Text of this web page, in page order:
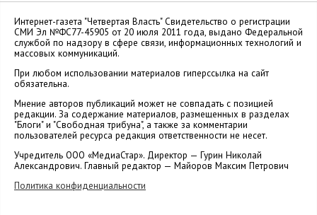
Интернет-газета "Четвертая Власть" Cвидетельство о регистрации
СМИ Эл №ФС77-45905 от 20 июля 2011 года, выдано Федеральной
службой по надзору в сфере связи, информационных технологий и
массовых коммуникаций.
При любом использовании материалов гиперссылка на сайт
обязательна.
Мнение авторов публикаций может не совпадать с позицией
редакции. За содержание материалов, размещенных в разделах
"Блоги" и "Свободная трибуна", а также за комментарии
пользователей ресурса редакция ответственности не несет.
Учредитель ООО «МедиаСтар». Директор — Гурин Николай
Александрович. Главный редактор — Майоров Максим Петрович
Политика конфиденциальности